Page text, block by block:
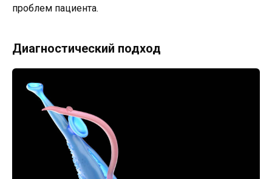
проблем пациента.
Диагностический подход